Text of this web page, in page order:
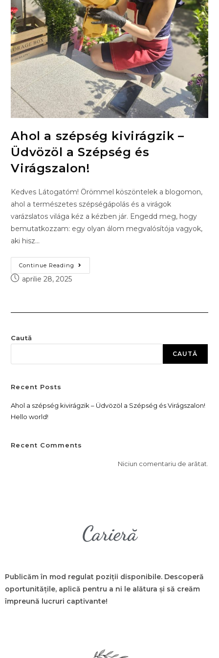
Ahol a szépség kivirágzik –
Üdvözöl a Szépség és
Virágszalon!
Kedves Látogatóm! Örömmel köszöntelek a blogomon,
ahol a természetes szépségápolás és a virágok
varázslatos világa kéz a kézben jár. Engedd meg, hogy
bemutatkozzam: egy olyan álom megvalósítója vagyok,
aki hisz…
Continue Reading
aprilie 28, 2025
Caută
CAUTĂ
Recent Posts
Ahol a szépség kivirágzik – Üdvözöl a Szépség és Virágszalon!
Hello world!
Recent Comments
Niciun comentariu de arătat.
Carieră
Publicăm în mod regulat poziții disponibile. Descoperă
oportunitățile, aplică pentru a ni le alătura și să creăm
împreună lucruri captivante!